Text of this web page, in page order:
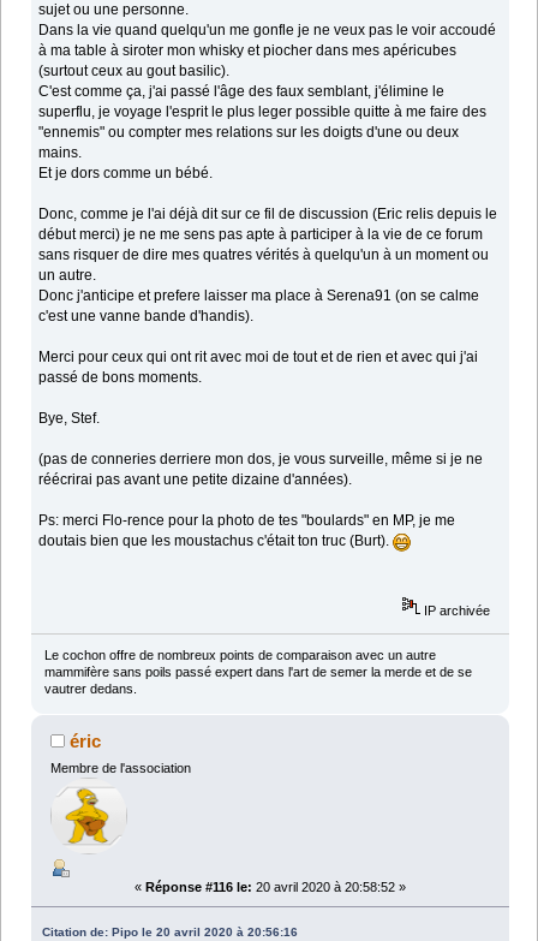
sujet ou une personne.
Dans la vie quand quelqu'un me gonfle je ne veux pas le voir accoudé
à ma table à siroter mon whisky et piocher dans mes apéricubes
(surtout ceux au gout basilic).
C'est comme ça, j'ai passé l'âge des faux semblant, j'élimine le
superflu, je voyage l'esprit le plus leger possible quitte à me faire des
"ennemis" ou compter mes relations sur les doigts d'une ou deux
mains.
Et je dors comme un bébé.
Donc, comme je l'ai déjà dit sur ce fil de discussion (Eric relis depuis le
début merci) je ne me sens pas apte à participer à la vie de ce forum
sans risquer de dire mes quatres vérités à quelqu'un à un moment ou
un autre.
Donc j'anticipe et prefere laisser ma place à Serena91 (on se calme
c'est une vanne bande d'handis).
Merci pour ceux qui ont rit avec moi de tout et de rien et avec qui j'ai
passé de bons moments.
Bye, Stef.
(pas de conneries derriere mon dos, je vous surveille, même si je ne
réécrirai pas avant une petite dizaine d'années).
Ps: merci Flo-rence pour la photo de tes "boulards" en MP, je me
doutais bien que les moustachus c'était ton truc (Burt).
IP archivée
Le cochon offre de nombreux points de comparaison avec un autre
mammifère sans poils passé expert dans l'art de semer la merde et de se
vautrer dedans.
éric
Membre de l'association
« Réponse #116 le: 20 avril 2020 à 20:58:52 »
Citation de: Pipo le 20 avril 2020 à 20:56:16